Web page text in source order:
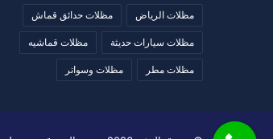
مظلات الرياض مظلات حدائق قماش
مظلات سيارات حديثة مظلات قماشيه
مظلات مطر مظلات وسواتر